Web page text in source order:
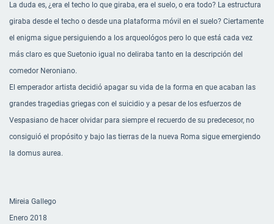
La duda es, ¿era el techo lo que giraba, era el suelo, o era todo? La estructura
giraba desde el techo o desde una plataforma móvil en el suelo? Ciertamente
el enigma sigue persiguiendo a los arqueológos pero lo que está cada vez
más claro es que Suetonio igual no deliraba tanto en la descripción del
comedor Neroniano.
El emperador artista decidió apagar su vida de la forma en que acaban las
grandes tragedias griegas con el suicidio y a pesar de los esfuerzos de
Vespasiano de hacer olvidar para siempre el recuerdo de su predecesor, no
consiguió el propósito y bajo las tierras de la nueva Roma sigue emergiendo
la domus aurea.
Mireia Gallego
Enero 2018